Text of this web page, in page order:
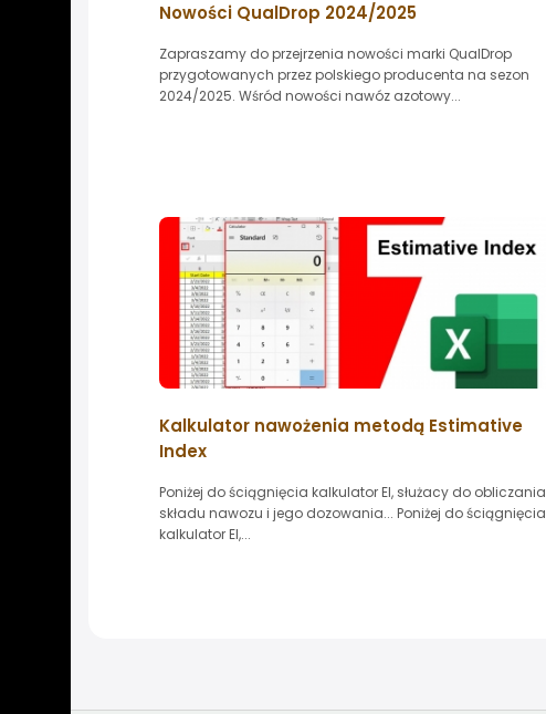
Nowości QualDrop 2024/2025
Zapraszamy do przejrzenia nowości marki QualDrop
przygotowanych przez polskiego producenta na sezon
2024/2025. Wśród nowości nawóz azotowy...
Kalkulator nawożenia metodą Estimative
Index
Poniżej do ściągnięcia kalkulator EI, służacy do obliczania
składu nawozu i jego dozowania... Poniżej do ściągnięcia
kalkulator EI,...